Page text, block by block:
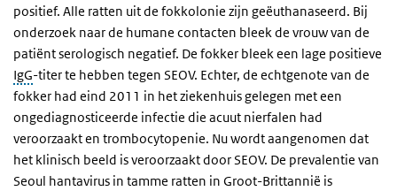
positief. Alle ratten uit de fokkolonie zijn geëuthanaseerd. Bij
onderzoek naar de humane contacten bleek de vrouw van de
patiënt serologisch negatief. De fokker bleek een lage positieve
IgG-titer te hebben tegen SEOV. Echter, de echtgenote van de
fokker had eind 2011 in het ziekenhuis gelegen met een
ongediagnosticeerde infectie die acuut nierfalen had
veroorzaakt en trombocytopenie. Nu wordt aangenomen dat
het klinisch beeld is veroorzaakt door SEOV. De prevalentie van
Seoul hantavirus in tamme ratten in Groot-Brittannië is